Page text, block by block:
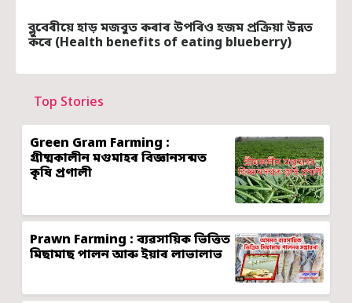
ব্লুবেৰীয়ে হাড় মজবুত কৰাৰ উপৰিও হজম প্রক্রিয়া উন্নত
কৰে (Health benefits of eating blueberry)
Top Stories
Green Gram Farming :
গ্ৰীষ্মকালীন মগুমাহৰ বিজ্ঞানসন্মত
কৃষি প্ৰণালী
Prawn Farming : ব্যৱসায়িক ভিত্তিত
মিছামাছ পালন আৰু ইয়াৰ লাভালাভ